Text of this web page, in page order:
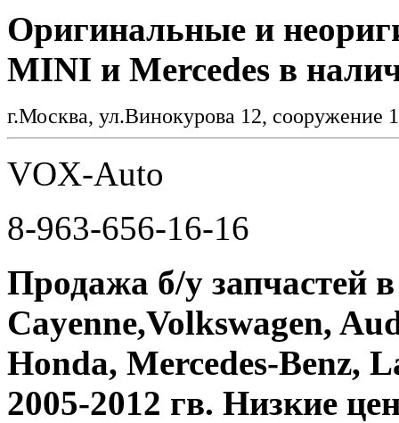
Оригинальные и
MINI и Mercedes в
г.Москва, ул.Винокурова 12, сооружение 1
VOX-Auto
8-963-656-16-16
Продажа б/у запчастей
Cayenne,Volkswagen,
Honda, Mercedes-Benz,
2005-2012 гв. Низкие